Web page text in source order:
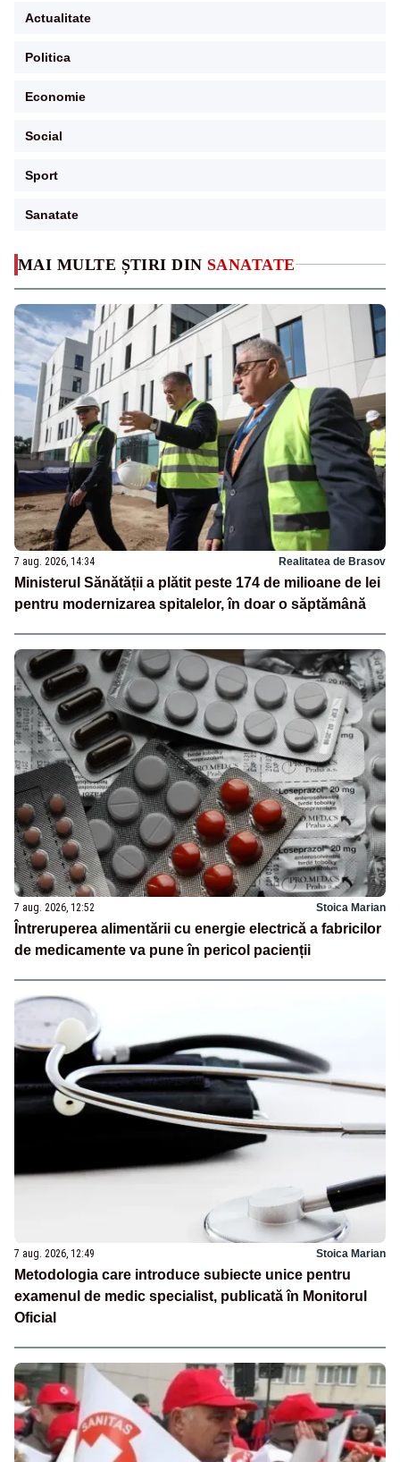
MAI MULTE ȘTIRI DIN SANATATE
7 aug. 2026, 14:34 Realitatea de Brasov
Ministerul Sănătății a plătit peste 174 de milioane de lei
pentru modernizarea spitalelor, în doar o săptămână
7 aug. 2026, 12:52 Stoica Marian
Întreruperea alimentării cu energie electrică a fabricilor
de medicamente va pune în pericol pacienții
7 aug. 2026, 12:49 Stoica Marian
Metodologia care introduce subiecte unice pentru
examenul de medic specialist, publicată în Monitorul
Oficial
Actualitate
Politica
Economie
Social
Sport
Sanatate